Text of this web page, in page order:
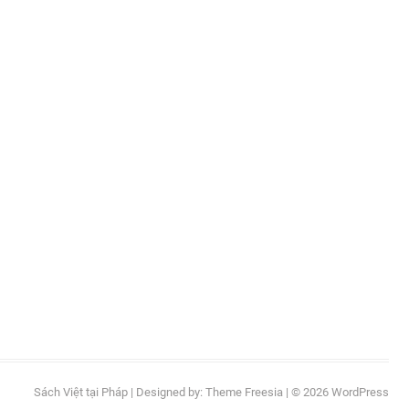
Sách Việt tại Pháp | Designed by: Theme Freesia | © 2026 WordPress